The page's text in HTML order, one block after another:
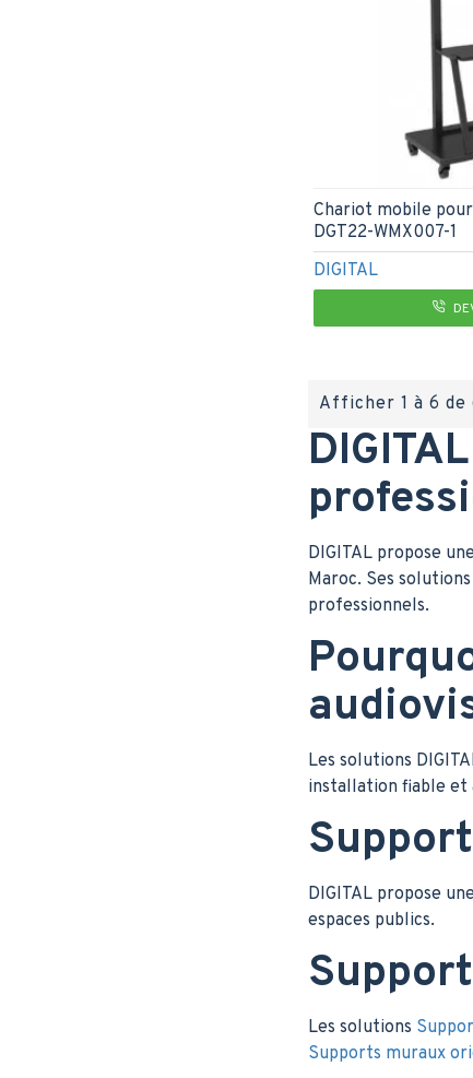
DIGITAL
Chariot mobile
DGT22-WMX007-1
Afficher 1 à 6 de
DIGITAL propose
Maroc. Ses
professionnels.
Les solutions
installation fiable et
DIGITAL propose
espaces publics.
Les solutions
Supports muraux